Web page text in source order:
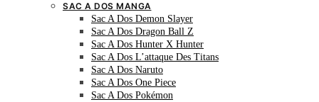
SAC A DOS MANGA
Sac A Dos Demon Slayer
Sac A Dos Dragon Ball Z
Sac A Dos Hunter X Hunter
Sac A Dos L’attaque Des Titans
Sac A Dos Naruto
Sac A Dos One Piece
Sac A Dos Pokémon